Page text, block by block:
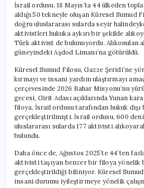
İsrail ordusu, 18 Mayıs’ta 44 ülkeden
aldığı 50 tekneyle oluşan Küresel Sumud
doğru uluslararası sularda seyir
aktivistleri hukuka aykırı bir şekilde
Türk aktivist de bulunuyordu. Alıkonulan
güneyindeki Aşdod Limanı’na götürüldü.
Küresel Sumud Filosu, Gazze Şeridi’ne
kırmayı ve insani yardım ulaştırmayı
çerçevesinde 2026 Bahar Misyonu’nu
gecesi, Girit Adası açıklarında Yunan
filoya, İsrail ordusu tarafından hukuk dışı
gerçekleştirilmişti. İsrail ordusu, 600
uluslararası sularda 177 aktivisti
bulundu.
Daha önce de, Ağustos 2025’te 44’ten
aktivisti taşıyan benzer bir filoya yönelik
gerçekleştirildiği biliniyor. Küresel
insani durumu iyileştirmeye yönelik